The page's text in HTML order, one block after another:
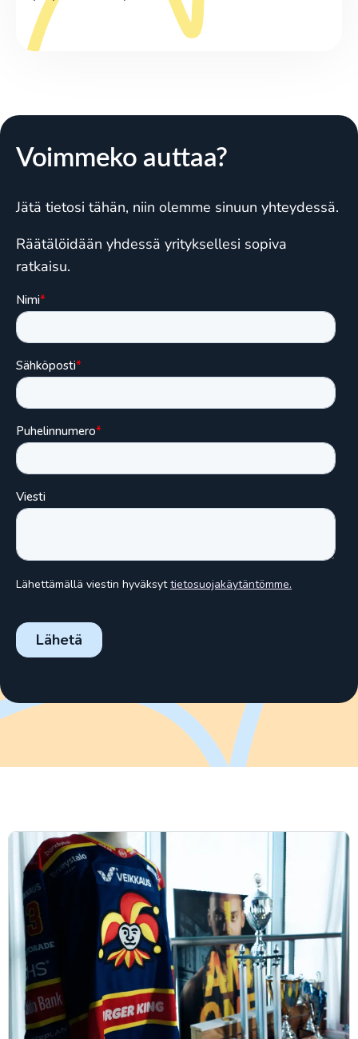
Voimmeko auttaa?
Jätä tietosi tähän, niin olemme sinuun yhteydessä.
Räätälöidään yhdessä yrityksellesi sopiva
ratkaisu.